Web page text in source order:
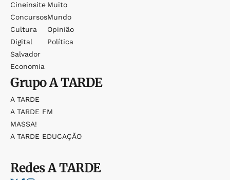
Cineinsite
Concursos
Cultura
Digital
Salvador
Economia
Muito
Mundo
Opinião
Política
GrupoA TARDE
A TARDE
A TARDE FM
MASSA!
A TARDE EDUCAÇÃO
RedesA TARDE